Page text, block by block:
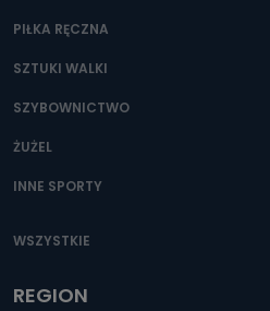
PIŁKA RĘCZNA
SZTUKI WALKI
SZYBOWNICTWO
ŻUŻEL
INNE SPORTY
WSZYSTKIE
REGION